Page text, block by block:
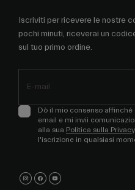
Iscriviti per ricevere le nostre
pochi minuti, riceverai un
sul tuo primo ordine.
Dò il mio consenso
email e mi invii
alla sua Politica sulla Privacy
l'iscrizione in qualsiasi